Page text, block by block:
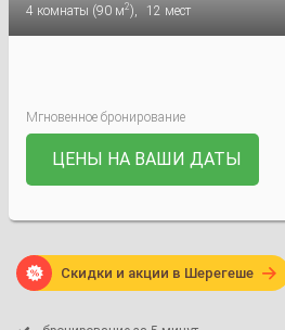
4 комнаты (90 м2 ), 12 мест
Мгновенное бронирование
ЦЕНЫ НА ВАШИ ДАТЫ
 Скидки и акции в Шерегеше 